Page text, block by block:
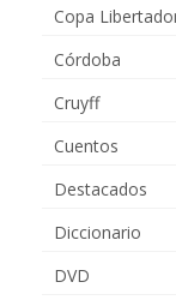
Copa
Córdoba
Cruyff
Cuentos
Destacados
Diccionario
DVD